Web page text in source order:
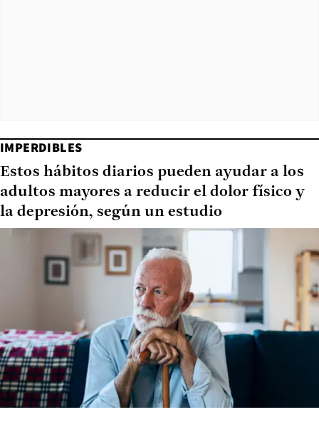
IMPERDIBLES
Estos hábitos diarios pueden ayudar a los
adultos mayores a reducir el dolor físico y
la depresión, según un estudio